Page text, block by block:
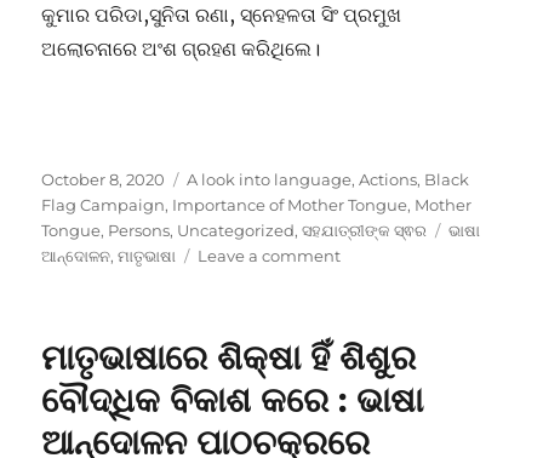
କୁମାର ପରିଡା,ସୁନିତା ରଣା, ସ୍ନେହଳତା ସିଂ ପ୍ରମୁଖ
ଅଲୋଚନାରେ ଅଂଶ ଗ୍ରହଣ କରିଥିଲେ।
Posted
on
October 8, 2020 Categories
A look into language,Actions, Black
Flag Campaign, Importance of Mother Tongue, Mother
Tongue, Persons, Uncategorized,ସହଯାତ୍ରୀଙ୍କ ସ୍ଵର Tags
ଭାଷା
ଆନ୍ଦୋଳନ,ମାତୃଭାଷା Leave a commenton
ଆମ
ଭାଷାକୁ
ମରଣୋନ୍ମୁଖୀ
କଲାଣି
ମାତୃଭାଷାରେ ଶିକ୍ଷା ହିଁ ଶିଶୁର
ବୌଦ୍ଧିକ ବିକାଶ କରେ : ଭାଷା
ଆନ୍ଦୋଳନ ପାଠଚକ୍ରରେ